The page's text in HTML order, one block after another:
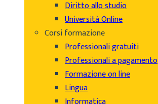
Diritto allo studio
Università Online
Corsi formazione
Professionali gratuiti
Professionali a pagamento
Formazione on line
Lingua